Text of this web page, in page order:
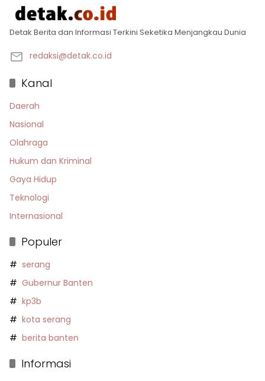
Detak Berita dan Informasi Terkini Seketika Menjangkau Dunia
redaksi@detak.co.id
Kanal
Daerah
Nasional
Olahraga
Hukum dan Kriminal
Gaya Hidup
Teknologi
Internasional
Populer
serang
Gubernur Banten
kp3b
kota serang
berita banten
Informasi